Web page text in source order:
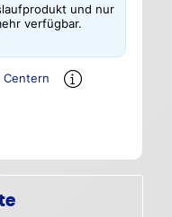
und nur
verfügbar.
Centern